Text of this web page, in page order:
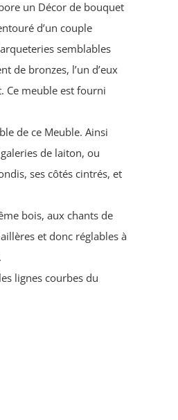
un Décor de bouquet
d’un couple
semblables
de bronzes, l’un d’eux
Ce meuble est fourni
de ce Meuble. Ainsi
de laiton, ou
ses côtés cintrés, et
bois, aux chants de
et donc réglables à
lignes courbes du